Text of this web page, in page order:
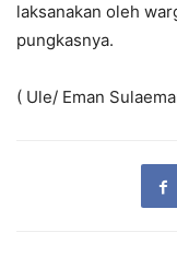
laksanakan oleh
pungkasnya.
( Ule/ Eman